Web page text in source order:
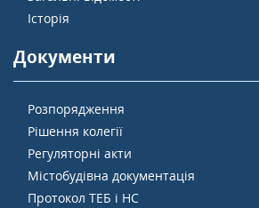
Історія
Документи
Розпорядження
Рішення колегії
Регуляторні акти
Містобудівна документація
Протокол ТЕБ і НС